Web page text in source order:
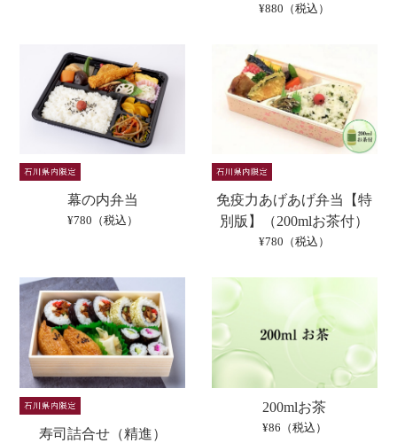
¥880（税込）
幕の内弁当
¥780（税込）
免疫力あげあげ弁当【特
別版】（200mlお茶付）
¥780（税込）
寿司詰合せ（精進）
200mlお茶
¥86（税込）